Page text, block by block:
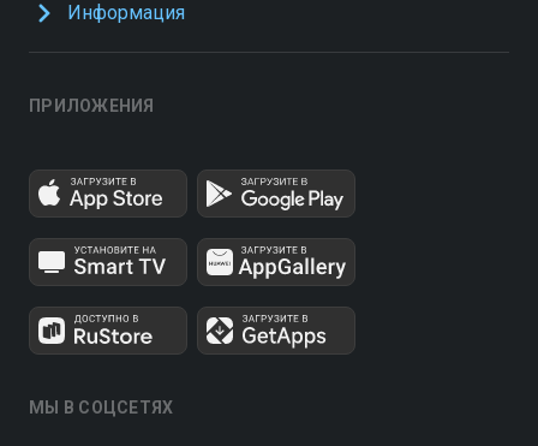
Информация
ПРИЛОЖЕНИЯ
МЫ В СОЦСЕТЯХ